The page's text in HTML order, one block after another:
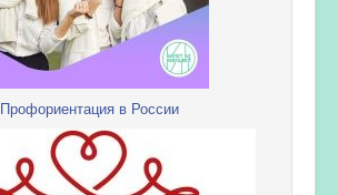
Профориентация в России